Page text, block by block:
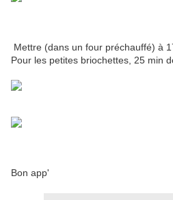
Mettre (dans un four préchauffé) à
Pour les petites briochettes, 25 min
Bon app'